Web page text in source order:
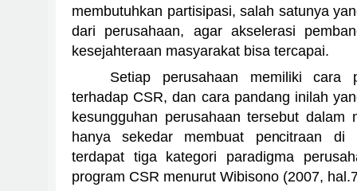
membutuhkan partisipasi, salah satunya
dari perusahaan, agar akselerasi
kesejahteraan masyarakat bisa tercapai.
Setiap perusahaan memiliki cara
terhadap CSR, dan cara pandang inilah
kesungguhan perusahaan tersebut dalam
hanya sekedar membuat pencitraan di
terdapat tiga kategori paradigma
program CSR menurut Wibisono (2007,